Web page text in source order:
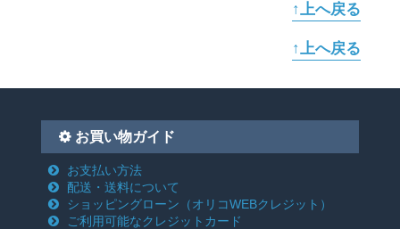
↑上へ戻る
↑上へ戻る
お買い物ガイド
お支払い方法
配送・送料について
ショッピングローン （オリコWEBクレジット）
ご利用可能なクレジットカード